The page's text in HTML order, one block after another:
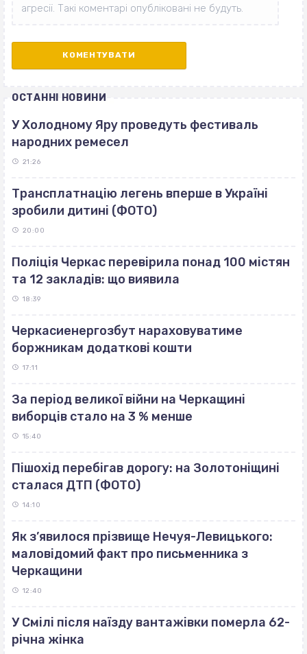
ОСТАННІ НОВИНИ
У Холодному Яру проведуть фестиваль
народних ремесел
21:26
Трансплатнацію легень вперше в Україні
зробили дитині (ФОТО)
20:00
Поліція Черкас перевірила понад 100 містян
та 12 закладів: що виявила
18:39
Черкасиенергозбут нараховуватиме
боржникам додаткові кошти
17:11
За період великої війни на Черкащині
виборців стало на 3 % менше
15:40
Пішохід перебігав дорогу: на Золотоніщині
сталася ДТП (ФОТО)
14:10
Як з’явилося прізвище Нечуя-Левицького:
маловідомий факт про письменника з
Черкащини
12:40
У Смілі після наїзду вантажівки померла 62-
річна жінка